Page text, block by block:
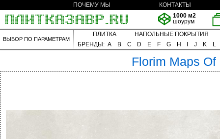
ПОЧЕМУ МЫ
КОНТАКТЫ
1000 м2
шоурум
ВЫБОР ПО ПАРАМЕТРАМ
ПЛИТКА
НАПОЛЬНЫЕ ПОКРЫТИЯ
БРЕНДЫ: A B C D E F G H J K L
Florim Maps Of